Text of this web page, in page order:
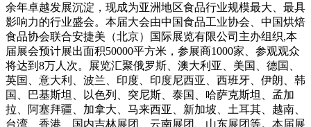
余年卓越发展沉淀，现成为亚洲地区食品行业规模最大、最具
影响力的行业盛会。本届大会由中国食品工业协会、中国烘焙
食品协会联合安捷美（北京）国际展览有限公司主办组织,本
届展会预计展出面积50000平方米，参展商1000家、参观观众
将达到8万人次。展览汇聚俄罗斯、澳大利亚、美国、德国、
英国、意大利、波兰、印度、印度尼西亚、西班牙、伊朗、韩
国、巴基斯坦、以色列、突尼斯、泰国、哈萨克斯坦、孟加
拉、阿塞拜疆、加拿大、马来西亚、新加坡、土耳其、越南、
台湾、香港、国内吉林展团、云南展团、山东展团等。本届展